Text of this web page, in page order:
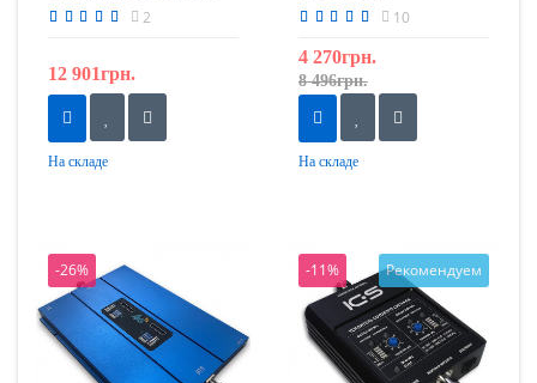
1800/2100
2
12 901грн.
На складе
10
4 270грн.
8 496грн.
На складе
-26% -11% Рекомендуем